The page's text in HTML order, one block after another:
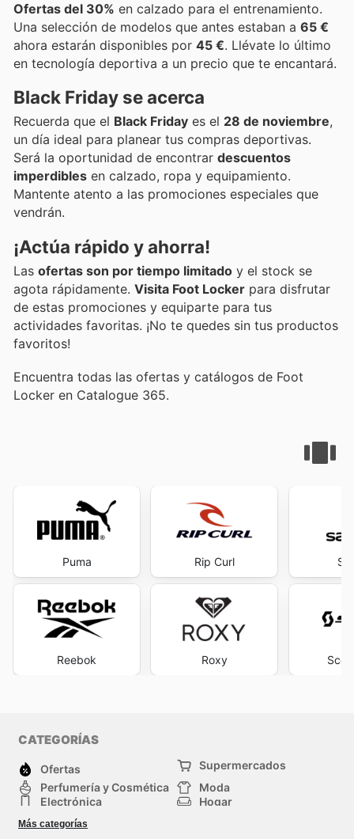
Ofertas del 30% en calzado para el entrenamiento.
Una selección de modelos que antes estaban a 65 €
ahora estarán disponibles por 45 €. Llévate lo último
en tecnología deportiva a un precio que te encantará.
Black Friday se acerca
Recuerda que el Black Friday es el 28 de noviembre,
un día ideal para planear tus compras deportivas.
Será la oportunidad de encontrar descuentos
imperdibles en calzado, ropa y equipamiento.
Mantente atento a las promociones especiales que
vendrán.
¡Actúa rápido y ahorra!
Las ofertas son por tiempo limitado y el stock se
agota rápidamente. Visita Foot Locker para disfrutar
de estas promociones y equiparte para tus
actividades favoritas. ¡No te quedes sin tus productos
favoritos!
Encuentra todas las ofertas y catálogos de Foot
Locker en Catalogue 365.
Puma
Reebok
Rip Curl
Roxy
CATEGORÍAS
Ofertas
Supermercados
Perfumería y Cosmética
Moda
Electrónica
Hogar
Deporte
Juguetes y bebés
Más categorías